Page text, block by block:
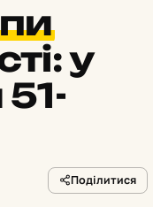
у
Поділитися